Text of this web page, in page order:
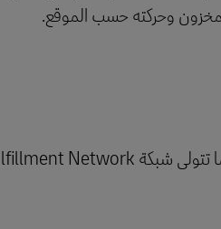
وحركته حسب الموقع.